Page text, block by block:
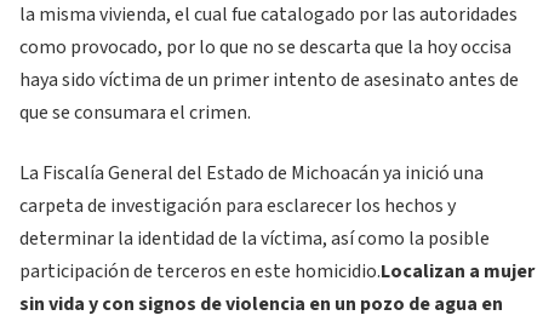
la misma vivienda, el cual fue catalogado por las autoridades
como provocado, por lo que no se descarta que la hoy occisa
haya sido víctima de un primer intento de asesinato antes de
que se consumara el crimen.
La Fiscalía General del Estado de Michoacán ya inició una
carpeta de investigación para esclarecer los hechos y
determinar la identidad de la víctima, así como la posible
participación de terceros en este homicidio.Localizan a mujer
sin vida y con signos de violencia en un pozo de agua en